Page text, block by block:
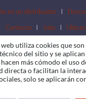
en un distribuidor
Contacto
Jobs
web utiliza cookies que
del sitio y se
más cómodo el uso
directa o facilitan la
solo se aplicarán